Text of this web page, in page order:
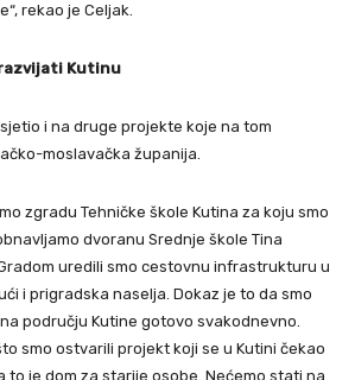
rekao je Celjak.
Kutinu
i na druge projekte koje na tom
moslavačka županija.
zgradu Tehničke škole Kutina za koju smo
dvoranu Srednje škole Tina
uredili smo cestovnu infrastrukturu u
i prigradska naselja. Dokaz je to da smo
području Kutine gotovo svakodnevno.
smo ostvarili projekt koji se u Kutini čekao
to je dom za starije osobe. Nećemo stati na